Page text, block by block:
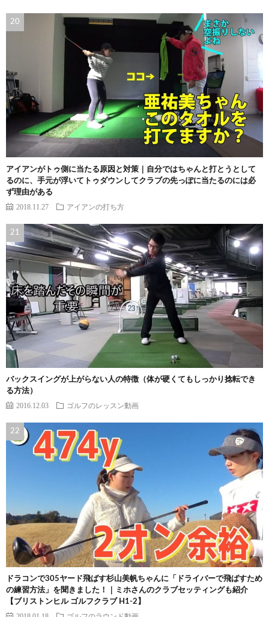
アイアンがトゥ側に当たる原因と対策｜自分ではちゃんと打とうとして
るのに、手元が浮いてトゥダウンしてクラブの先っぽに当たるのには必
ず理由がある
2018.11.27 アイアンの打ち方
バックスイングが上がらない人の特徴（体が硬くてもしっかり捻転でき
る方法）
2016.12.03 ゴルフのレッスン動画
ドラコンで305ヤード飛ばす杉山美帆ちゃんに「ドライバーで飛ばすため
の練習方法」を聞きました！｜ミホさんのクラブセッティングも紹介
【ブリストンヒル ゴルフクラブ H1-2】